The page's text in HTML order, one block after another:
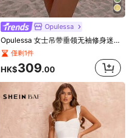
Opulessa
Opulessa 女士吊带垂领无袖修身迷你连衣裙，饰有亮片
僅剩1件
HK$309.00